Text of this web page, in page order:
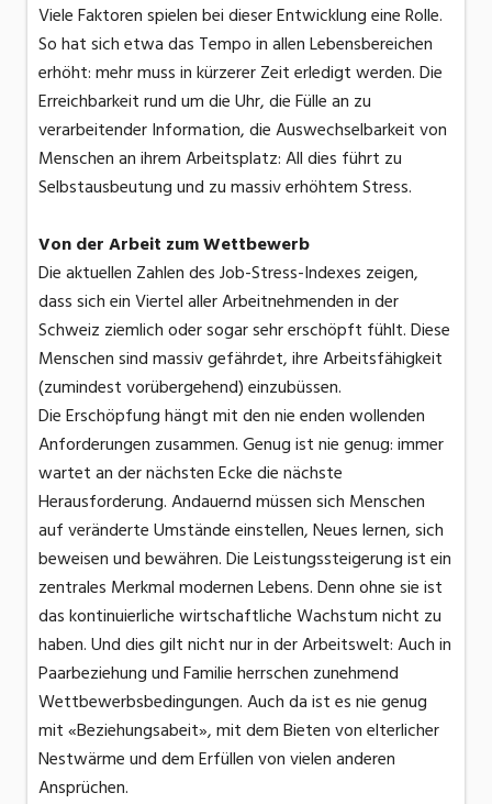
Viele Faktoren spielen bei dieser Entwicklung eine Rolle.
So hat sich etwa das Tempo in allen Lebensbereichen
erhöht: mehr muss in kürzerer Zeit erledigt werden. Die
Erreichbarkeit rund um die Uhr, die Fülle an zu
verarbeitender Information, die Auswechselbarkeit von
Menschen an ihrem Arbeitsplatz: All dies führt zu
Selbstausbeutung und zu massiv erhöhtem Stress.
Von der Arbeit zum Wettbewerb
Die aktuellen Zahlen des Job-Stress-Indexes zeigen,
dass sich ein Viertel aller Arbeitnehmenden in der
Schweiz ziemlich oder sogar sehr erschöpft fühlt. Diese
Menschen sind massiv gefährdet, ihre Arbeitsfähigkeit
(zumindest vorübergehend) einzubüssen.
Die Erschöpfung hängt mit den nie enden wollenden
Anforderungen zusammen. Genug ist nie genug: immer
wartet an der nächsten Ecke die nächste
Herausforderung. Andauernd müssen sich Menschen
auf veränderte Umstände einstellen, Neues lernen, sich
beweisen und bewähren. Die Leistungssteigerung ist ein
zentrales Merkmal modernen Lebens. Denn ohne sie ist
das kontinuierliche wirtschaftliche Wachstum nicht zu
haben. Und dies gilt nicht nur in der Arbeitswelt: Auch in
Paarbeziehung und Familie herrschen zunehmend
Wettbewerbsbedingungen. Auch da ist es nie genug
mit «Beziehungsabeit», mit dem Bieten von elterlicher
Nestwärme und dem Erfüllen von vielen anderen
Ansprüchen.